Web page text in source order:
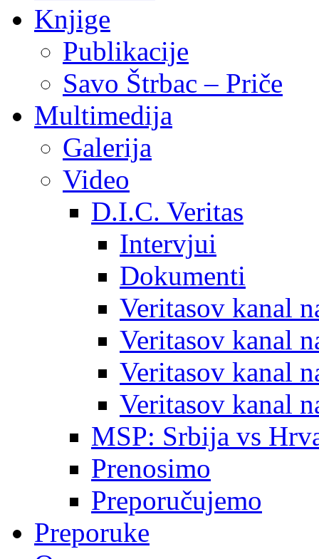
Knjige
Publikacije
Savo Štrbac – Priče
Multimedija
Galerija
Video
D.I.C. Veritas
Intervjui
Dokumenti
Veritasov kanal
Veritasov kanal
Veritasov kanal
Veritasov kanal
MSP: Srbija vs
Prenosimo
Preporučujemo
Preporuke